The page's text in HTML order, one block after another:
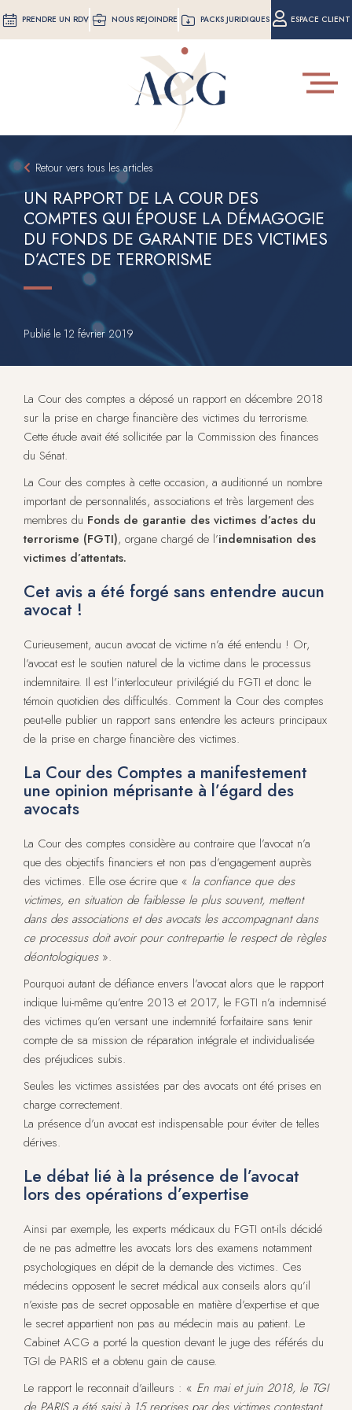
Aller
au
PRENDRE UN RDV NOUS REJOINDRE PACKS JURIDIQUES ESPACE CLIENT
Toggle
Retour vers tous les articles
UN RAPPORT DE LA COUR DES
COMPTES QUI ÉPOUSE LA DÉMAGOGIE
DU FONDS DE GARANTIE DES VICTIMES
D’ACTES DE TERRORISME
Publié le 12 février 2019
La Cour des comptes a déposé un rapport en décembre 2018
sur la prise en charge financière des victimes du terrorisme.
Cette étude avait été sollicitée par la Commission des finances
du Sénat.
La Cour des comptes à cette occasion, a auditionné un nombre
important de personnalités, associations et très largement des
membres du Fonds de garantie des victimes d’actes du
terrorisme (FGTI), organe chargé de l’indemnisation des
victimes d’attentats.
Cet avis a été forgé sans entendre aucun
avocat !
Curieusement, aucun avocat de victime n’a été entendu ! Or,
l’avocat est le soutien naturel de la victime dans le processus
indemnitaire. Il est l’interlocuteur privilégié du FGTI et donc le
témoin quotidien des difficultés. Comment la Cour des comptes
peut-elle publier un rapport sans entendre les acteurs principaux
de la prise en charge financière des victimes.
La Cour des Comptes a manifestement
une opinion méprisante à l’égard des
avocats
La Cour des comptes considère au contraire que l’avocat n’a
que des objectifs financiers et non pas d’engagement auprès
des victimes. Elle ose écrire que « la confiance que des
victimes, en situation de faiblesse le plus souvent, mettent
dans des associations et des avocats les accompagnant dans
ce processus doit avoir pour contrepartie le respect de règles
déontologiques».
Pourquoi autant de défiance envers l’avocat alors que le rapport
indique lui-même qu’entre 2013 et 2017, le FGTI n’a indemnisé
des victimes qu’en versant une indemnité forfaitaire sans tenir
compte de sa mission de réparation intégrale et individualisée
des préjudices subis.
Seules les victimes assistées par des avocats ont été prises en
charge correctement.
La présence d’un avocat est indispensable pour éviter de telles
dérives.
Le débat lié à la présence de l’avocat
lors des opérations d’expertise
Ainsi par exemple, les experts médicaux du FGTI ont-ils décidé
de ne pas admettre les avocats lors des examens notamment
psychologiques en dépit de la demande des victimes. Ces
médecins opposent le secret médical aux conseils alors qu’il
n’existe pas de secret opposable en matière d’expertise et que
le secret appartient non pas au médecin mais au patient. Le
Cabinet ACG a porté la question devant le juge des référés du
TGI de PARIS et a obtenu gain de cause.
Le rapport le reconnait d’ailleurs : « En mai et juin 2018, le TGI
de PARIS a été saisi à 15 reprises par des victimes contestant